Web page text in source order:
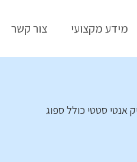
מידע מקצועי צור קשר
אנטי סטטי כולל ספוג